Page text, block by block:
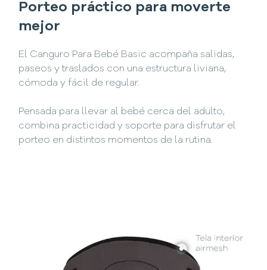
Porteo práctico para moverte
mejor
El Canguro Para Bebé Basic acompaña salidas,
paseos y traslados con una estructura liviana,
cómoda y fácil de regular.
Pensada para llevar al bebé cerca del adulto,
combina practicidad y soporte para disfrutar el
porteo en distintos momentos de la rutina.